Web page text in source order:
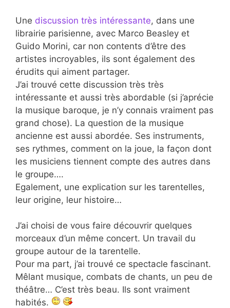
Une discussion très intéressante, dans une
librairie parisienne, avec Marco Beasley et
Guido Morini, car non contents d’être des
artistes incroyables, ils sont également des
érudits qui aiment partager.
J’ai trouvé cette discussion très très
intéressante et aussi très abordable (si j’aprécie
la musique baroque, je n’y connais vraiment pas
grand chose). La question de la musique
ancienne est aussi abordée. Ses instruments,
ses rythmes, comment on la joue, la façon dont
les musiciens tiennent compte des autres dans
le groupe….
Egalement, une explication sur les tarentelles,
leur origine, leur histoire…
J’ai choisi de vous faire découvrir quelques
morceaux d’un même concert. Un travail du
groupe autour de la tarentelle.
Pour ma part, j’ai trouvé ce spectacle fascinant.
Mêlant musique, combats de chants, un peu de
théâtre… C’est très beau. Ils sont vraiment
habités.